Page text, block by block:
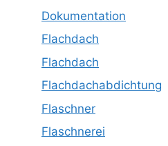
Dokumentation
Flachdach
Flachdach
Flachdachabdichtung
Flaschner
Flaschnerei